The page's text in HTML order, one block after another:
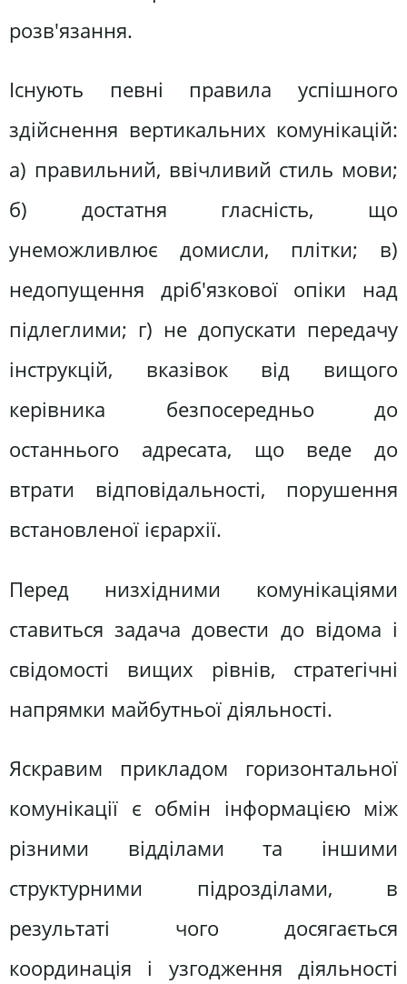
розв'язання.
Існують певні правила успішного
здійснення вертикальних комунікацій:
а) правильний, ввічливий стиль мови;
б) достатня гласність, що
унеможливлює домисли, плітки; в)
недопущення дріб'язкової опіки над
підлеглими; г) не допускати передачу
інструкцій, вказівок від вищого
керівника безпосередньо до
останнього адресата, що веде до
втрати відповідальності, порушення
встановленої ієрархії.
Перед низхідними комунікаціями
ставиться задача довести до відома і
свідомості вищих рівнів, стратегічні
напрямки майбутньої діяльності.
Яскравим прикладом горизонтальної
комунікації є обмін інформацією між
різними відділами та іншими
структурними підрозділами, в
результаті чого досягається
координація і узгодження діяльності